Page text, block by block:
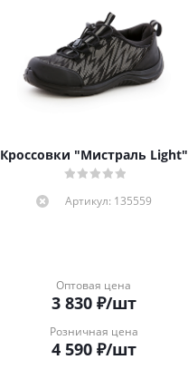
Кроссовки "Мистраль Light"
Артикул: 135559
Оптовая цена
3 830₽/шт
Розничная цена
4 590₽/шт